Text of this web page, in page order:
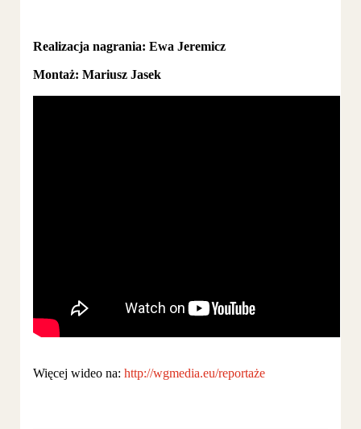
Realizacja nagrania: Ewa Jeremicz
Montaż: Mariusz Jasek
Więcej wideo na: http://wgmedia.eu/reportaże